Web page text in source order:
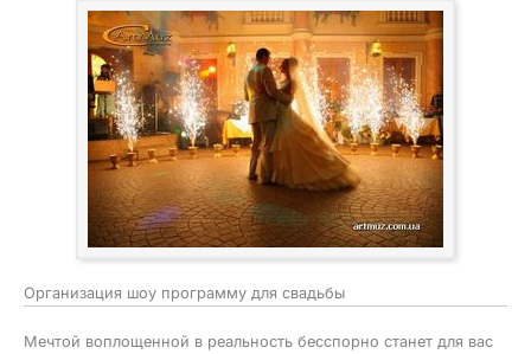
Организация шоу программу для свадьбы
Мечтой воплощенной в реальность бесспорно станет для вас